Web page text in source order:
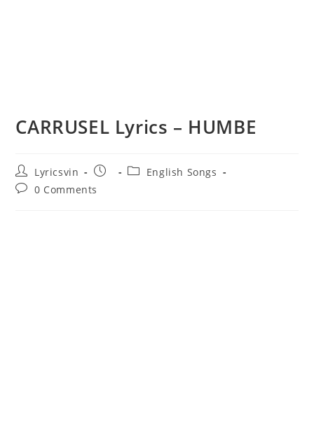
CARRUSEL Lyrics – HUMBE
Post
author:
Lyricsvin
Post
PostEnglish Songs
Post0 Comments